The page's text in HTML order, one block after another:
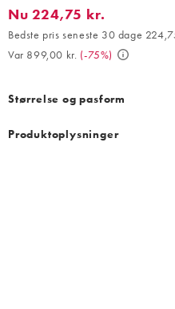
Nu 224,75 kr.. Bedste pris
Nu 224,75 kr.
Bedste pris seneste 30 dage
Var 899,00 kr. (-75%)
Størrelse og pasform
Produktoplysninger